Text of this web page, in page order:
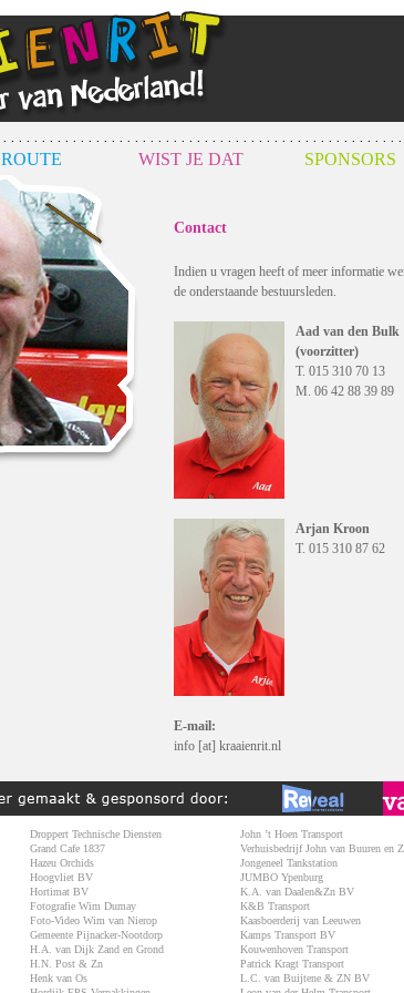
ROUTE WIST JE DAT SPONSORS
Contact
Indien u vragen heeft of meer informatie
de onderstaande bestuursleden.
Aad van den Bulk
(voorzitter)
T. 015 310 70 13
M. 06 42 88 39 89
Arjan Kroon
T. 015 310 87 62
E-mail:
info [at] kraaienrit.nl
Droppert Technische Diensten
Grand Cafe 1837
Hazeu Orchids
Hoogvliet BV
Hortimat BV
Fotografie Wim Dumay
Foto-Video Wim van Nierop
Gemeente Pijnacker-Nootdorp
H.A. van Dijk Zand en Grond
H.N. Post & Zn
Henk van Os
John ’t Hoen Transport
Verhuisbedrijf John van Buuren en
Jongeneel Tankstation
JUMBO Ypenburg
K.A. van Daalen&Zn BV
K&B Transport
Kaasboerderij van Leeuwen
Kamps Transport BV
Kouwenhoven Transport
Patrick Kragt Transport
L.C. van Buijtene & ZN BV